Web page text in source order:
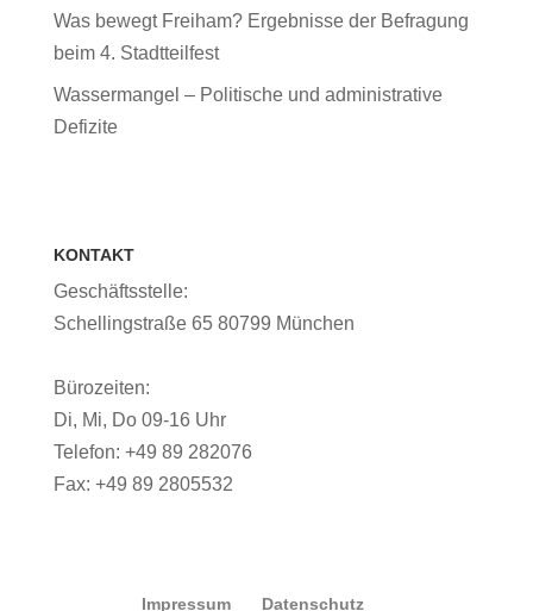
Was bewegt Freiham? Ergebnisse der Befragung
beim 4. Stadtteilfest
Wassermangel – Politische und administrative
Defizite
KONTAKT
Geschäftsstelle:
Schellingstraße 65 80799 München
Bürozeiten:
Di, Mi, Do 09-16 Uhr
Telefon: +49 89 282076
Fax: +49 89 2805532
Impressum Datenschutz